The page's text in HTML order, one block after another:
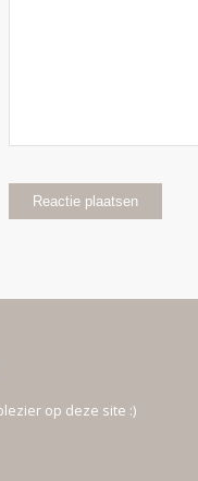
op deze site :)